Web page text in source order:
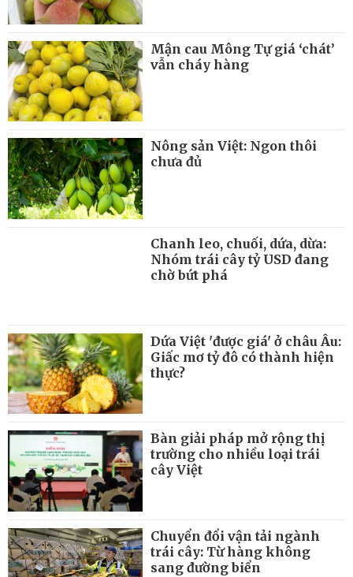
Mận cau Mông Tự giá ‘chát’
vẫn cháy hàng
Nông sản Việt: Ngon thôi
chưa đủ
Chanh leo, chuối, dứa, dừa:
Nhóm trái cây tỷ USD đang
chờ bứt phá
Dứa Việt 'được giá' ở châu Âu:
Giấc mơ tỷ đô có thành hiện
thực?
Bàn giải pháp mở rộng thị
trường cho nhiều loại trái
cây Việt
Chuyển đổi vận tải ngành
trái cây: Từ hàng không
sang đường biển